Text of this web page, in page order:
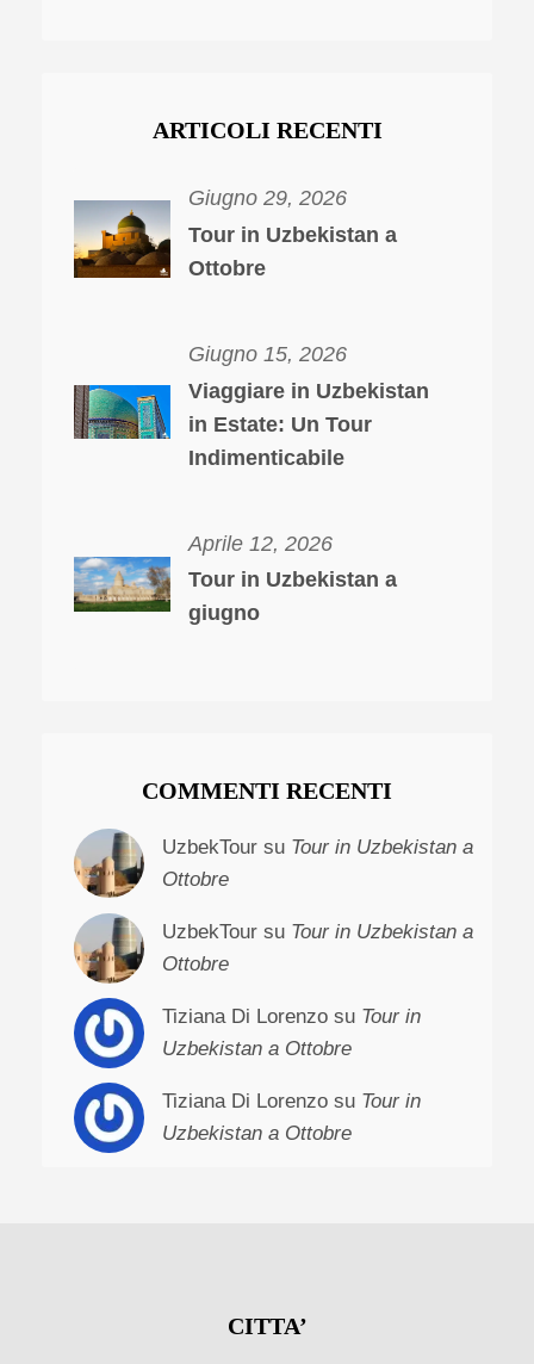
ARTICOLI RECENTI
Giugno 29, 2026
Tour in Uzbekistan a
Ottobre
Giugno 15, 2026
Viaggiare in Uzbekistan
in Estate: Un Tour
Indimenticabile
Aprile 12, 2026
Tour in Uzbekistan a
giugno
COMMENTI RECENTI
UzbekTour su Tour in Uzbekistan a
Ottobre
UzbekTour su Tour in Uzbekistan a
Ottobre
Tiziana Di Lorenzo su Tour in
Uzbekistan a Ottobre
Tiziana Di Lorenzo su Tour in
Uzbekistan a Ottobre
CITTA’